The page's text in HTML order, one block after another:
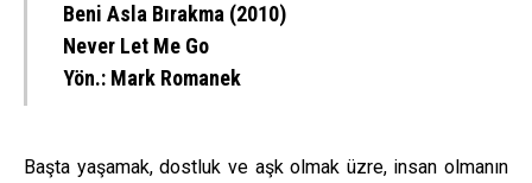
Beni Asla Bırakma (2010)
Never Let Me Go
Yön.: Mark Romanek
Başta yaşamak, dostluk ve aşk olmak üzre, insan olmanın